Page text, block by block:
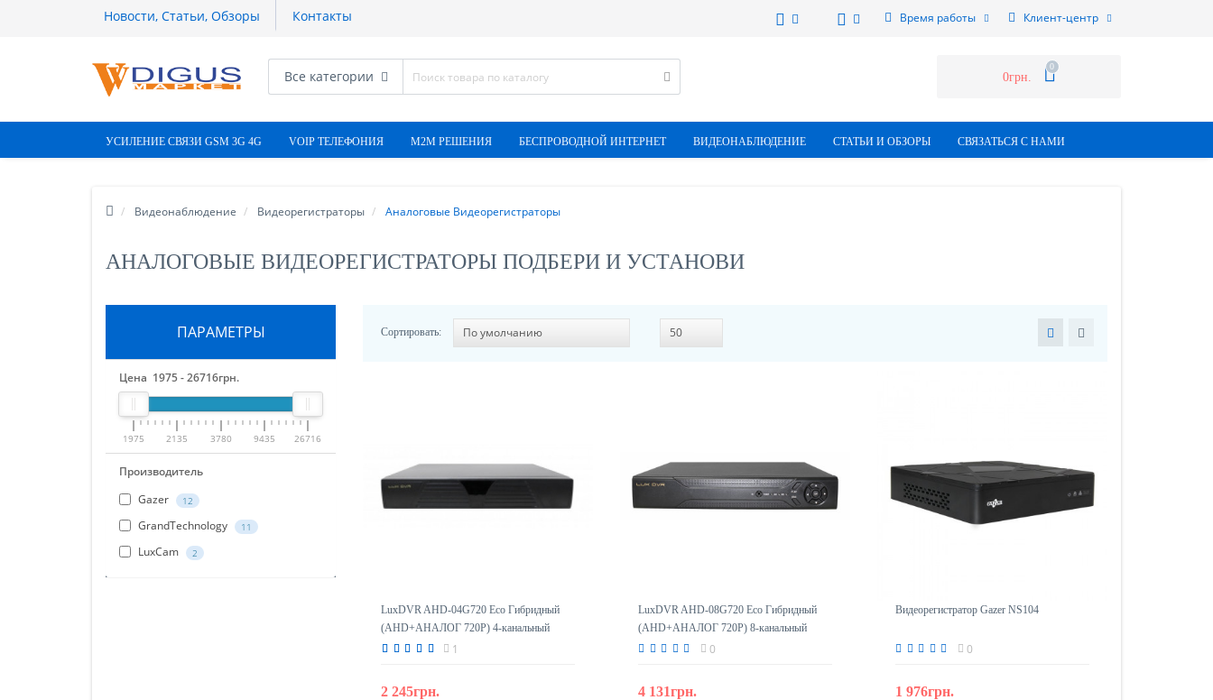
Новости, Статьи, Обзоры Контакты Время работы Клиент-центр
Все категории 0грн.
0
УСИЛЕНИЕ СВЯЗИ GSM 3G 4G VOIP ТЕЛЕФОНИЯ M2M РЕШЕНИЯ БЕСПРОВОДНОЙ ИНТЕРНЕТ ВИДЕОНАБЛЮДЕНИЕ СТАТЬИ И ОБЗОРЫ СВЯЗАТЬСЯ С НАМИ
Видеонаблюдение Видеорегистраторы Аналоговые Видеорегистраторы
АНАЛОГОВЫЕ ВИДЕОРЕГИСТРАТОРЫ ПОДБЕРИ И УСТАНОВИ
ПАРАМЕТРЫ
Цена 1975-26716грн.
1975 2135 3780 9435 26716
Производитель
Gazer
12
GrandTechnology 11
LuxCam 2
Сортировать:
LuxDVR AHD-04G720 Eco Гибридный
(AHD+АНАЛОГ 720Р) 4-канальный
регистратор
1
2 245грн.
LuxDVR AHD-08G720 Eco Гибридный
(AHD+АНАЛОГ 720Р) 8-канальный
регистратор
0
4 131грн.
Видеорегистратор Gazer NS104
0
1 976грн.